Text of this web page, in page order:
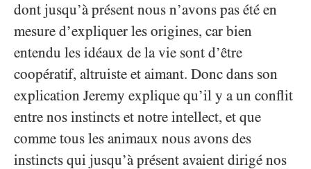
dont jusqu’à présent nous n’avons pas été en
mesure d’expliquer les origines, car bien
entendu les idéaux de la vie sont d’être
coopératif, altruiste et aimant. Donc dans son
explication Jeremy explique qu’il y a un conflit
entre nos instincts et notre intellect, et que
comme tous les animaux nous avons des
instincts qui jusqu’à présent avaient dirigé nos